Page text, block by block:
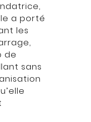
a porté
les
de
sans